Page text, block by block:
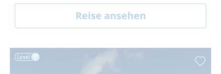
Reise ansehen